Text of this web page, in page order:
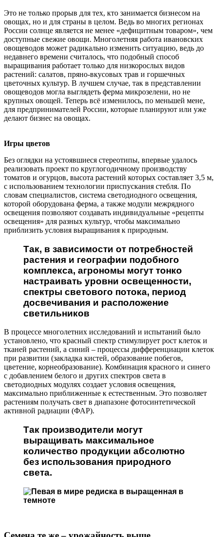
Это не только прорыв для тех, кто занимается бизнесом на
овощах, но и для страны в целом. Ведь во многих регионах
России солнце является не менее «дефицитным товаром», чем
доступные свежие овощи. Многолетняя работа ивановских
овощеводов может радикально изменить ситуацию, ведь до
недавнего времени считалось, что подобный способ
выращивания работает только для низкорослых видов
растений: салатов, пряно-вкусовых трав и горшечных
цветочных культур. В лучшем случае, так в представлении
овощеводов могла выглядеть ферма микрозелени, но не
крупных овощей. Теперь всё изменилось, по меньшей мене,
для предпринимателей России, которые планируют или уже
делают бизнес на овощах.
Игры цветов
Без оглядки на устоявшиеся стереотипы, впервые удалось
реализовать проект по круглогодичному производству
томатов и огурцов, высота растений которых составляет 3,5 м,
с использованием технологии приспускания стебля. По
словам специалистов, система светодиодного освещения,
которой оборудована ферма, а также модули межрядного
освещения позволяют создавать индивидуальные «рецепты
освещения» для разных культур, чтобы максимально
приблизить условия выращивания к природным.
Так, в зависимости от потребностей
растения и географии подобного
комплекса, агрономы могут тонко
настраивать уровни освещенности,
спектры светового потока, период
досвечивания и расположение
светильников
В процессе многолетних исследований и испытаний было
установлено, что красный спектр стимулирует рост клеток и
тканей растений, а синий – процессы дифференциации клеток
при развитии (закладка кистей, образование побегов,
цветение, корнеобразование). Комбинация красного и синего
с добавлением белого и других спектров света в
светодиодных модулях создает условия освещения,
максимально приближенные к естественным. Это позволяет
растениям получать свет в диапазоне фотосинтетической
активной радиации (ФАР).
Так производители могут
выращивать максимальное
количество продукции абсолютно
без использования природного
света.